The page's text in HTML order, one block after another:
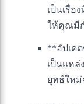
เป็นเรื่อ
ให้คุณมีก
**อัปเด
เป็นแหล่
ยุทธ์ใหม่